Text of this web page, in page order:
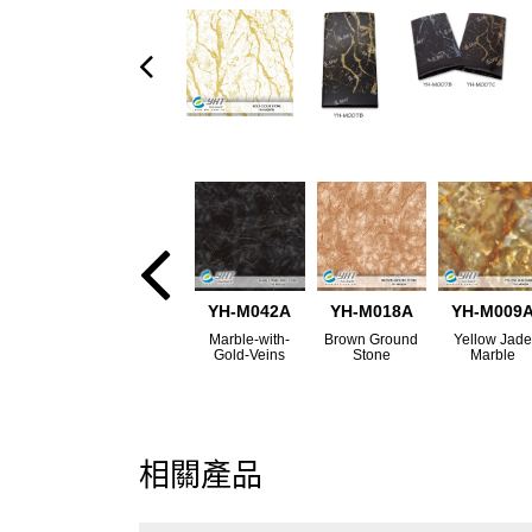
YH-M042A
Marble-with-
Gold-Veins
YH-M018A
Brown Ground
Stone
YH-
Yellow Jade
Marble
相關產品